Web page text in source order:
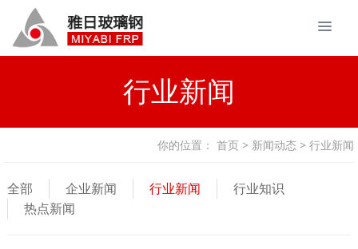
行业新闻
你的位置： 首页 > 新闻动态 > 行业新闻
全部 企业新闻 行业新闻
行业知识
热点新闻